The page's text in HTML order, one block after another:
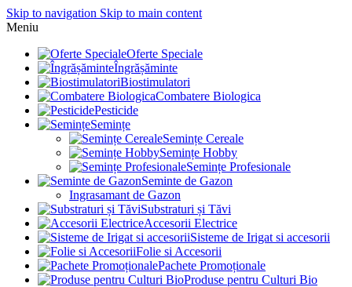
Skip to navigation Skip to main content
Meniu
Oferte Speciale
Îngrășăminte
Biostimulatori
Combatere Biologica
Pesticide
Semințe
Semințe Cereale
Semințe Hobby
Semințe Profesionale
Seminte de Gazon
Ingrasamant de Gazon
Substraturi și Tăvi
Accesorii Electrice
Sisteme de Irigat si accesorii
Folie si Accesorii
Pachete Promoționale
Produse pentru Culturi Bio